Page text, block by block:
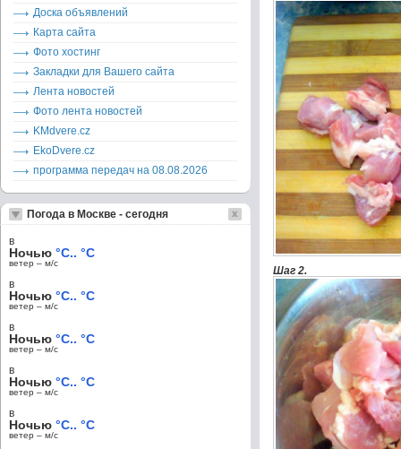
Шаг 2.
Доска объявлений
Карта сайта
Фото хостинг
Закладки для Вашего сайта
Лента новостей
Фото лента новостей
KMdvere.cz
EkoDvere.cz
программа передач на 08.08.2026
Погода в Москве - сегодня
в
Ночью °C.. °C
ветер – м/c
в
Ночью °C.. °C
ветер – м/c
в
Ночью °C.. °C
ветер – м/c
в
Ночью °C.. °C
ветер – м/c
в
Ночью °C.. °C
ветер – м/c